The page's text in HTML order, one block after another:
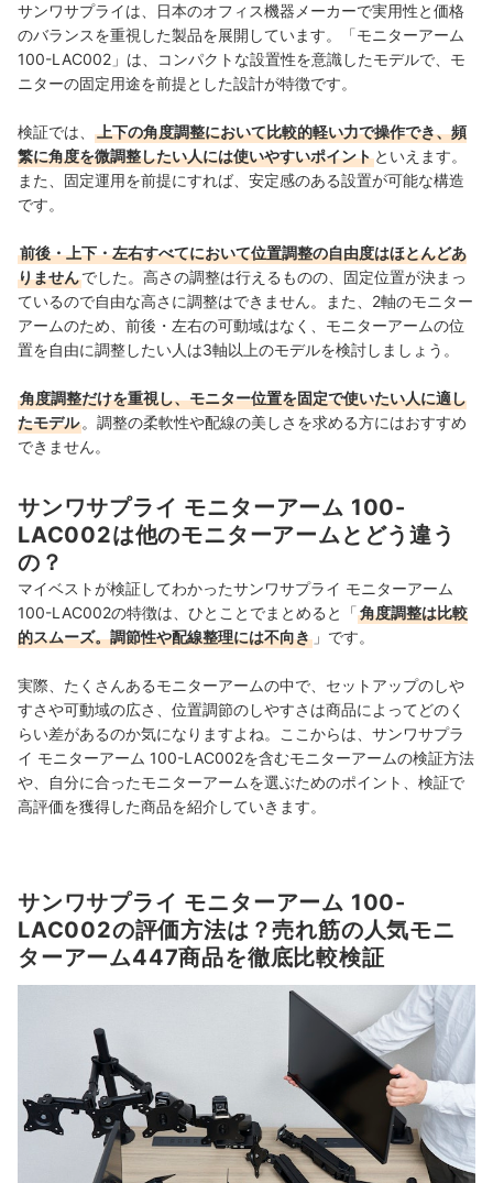
八幡康平のプロフィール
サンワサプライは、日本のオフィス機器メーカーで実用性と価格
のバランスを重視した製品を展開しています。「モニターアーム
100-LAC002」は、コンパクトな設置性を意識したモデルで、モ
ニターの固定用途を前提とした設計が特徴です。
検証では、
上下の角度調整において比較的軽い力で操作でき、頻
繁に角度を微調整したい人には使いやすいポイント といえます。
また、固定運用を前提にすれば、安定感のある設置が可能な構造
です。
前後・上下・左右すべてにおいて位置調整の自由度はほとんどあ
りませんでした。高さの調整は行えるものの、固定位置が決まっ
ているので自由な高さに調整はできません。また、2軸のモニター
アームのため、前後・左右の可動域はなく、モニターアームの位
置を自由に調整したい人は3軸以上のモデルを検討しましょう。
角度調整だけを重視し、モニター位置を固定で使いたい人に適し
たモデル 。調整の柔軟性や配線の美しさを求める方にはおすすめ
できません。
サンワサプライ モニターアーム 100-
LAC002は他のモニターアームとどう違う
の？
マイベストが検証してわかったサンワサプライ モニターアーム
100-LAC002の特徴は、ひとことでまとめると「角度調整は比較
的スムーズ。調節性や配線整理には不向き 」です。
実際、たくさんあるモニターアームの中で、セットアップのしや
すさや可動域の広さ、位置調節のしやすさは商品によってどのく
らい差があるのか気になりますよね。ここからは、サンワサプラ
イ モニターアーム 100-LAC002を含むモニターアームの検証方法
や、自分に合ったモニターアームを選ぶためのポイント、検証で
高評価を獲得した商品を紹介していきます。
サンワサプライ モニターアーム 100-
LAC002の評価方法は？売れ筋の人気モニ
ターアーム447商品を徹底比較検証